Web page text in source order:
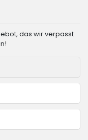
das wir verpasst